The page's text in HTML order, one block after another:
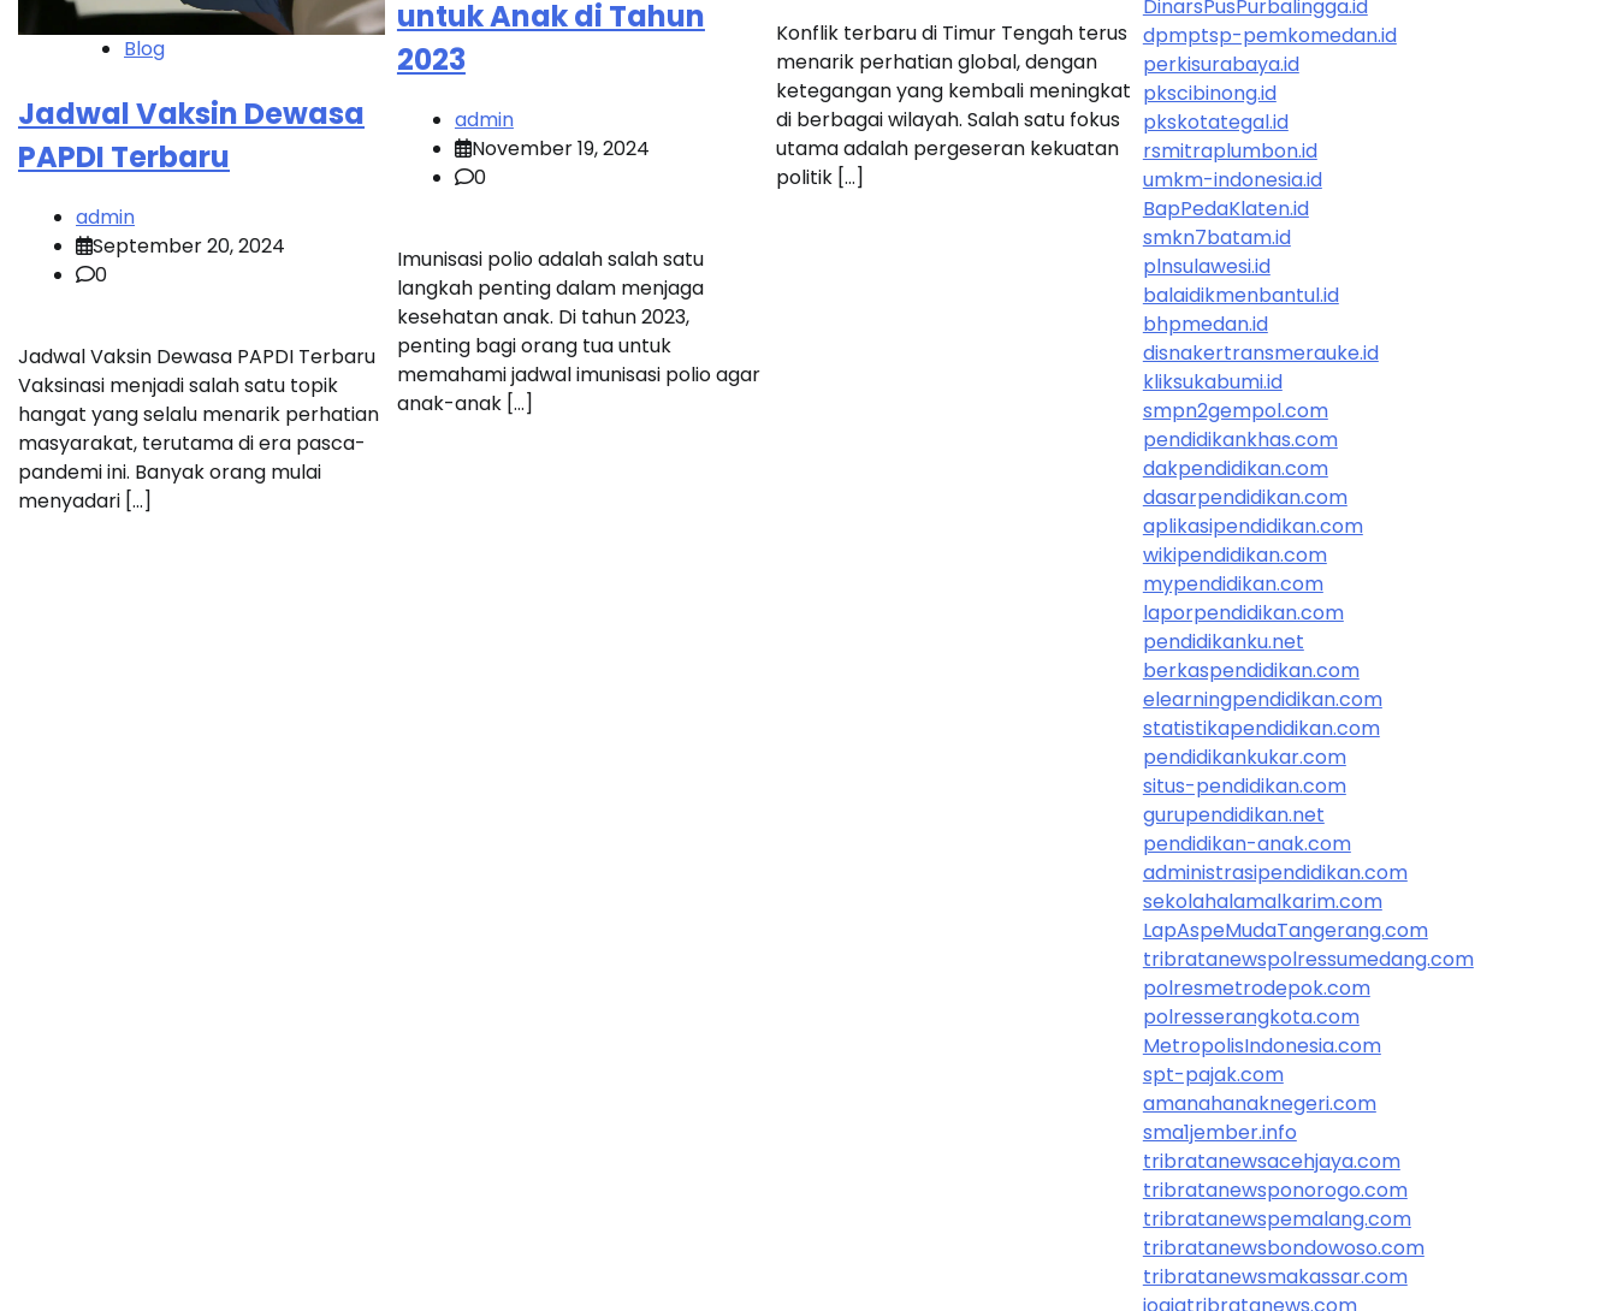
Blog
Jadwal Vaksin Dewasa
PAPDI Terbaru
admin
September 20, 2024
0
Jadwal Vaksin Dewasa PAPDI Terbaru
Vaksinasi menjadi salah satu topik
hangat yang selalu menarik perhatian
masyarakat, terutama di era pasca-
pandemi ini. Banyak orang mulai
menyadari […]
untuk Anak di Tahun
2023
admin
November 19, 2024
0
Imunisasi polio adalah salah satu
langkah penting dalam menjaga
kesehatan anak. Di tahun 2023,
penting bagi orang tua untuk
memahami jadwal imunisasi polio agar
anak-anak […]
Konflik terbaru di Timur Tengah terus
menarik perhatian global, dengan
ketegangan yang kembali meningkat
di berbagai wilayah. Salah satu fokus
utama adalah pergeseran kekuatan
politik […]
DinarsPusPurbalingga.id
dpmptsp-pemkomedan.id
perkisurabaya.id
pkscibinong.id
pkskotategal.id
rsmitraplumbon.id
umkm-indonesia.id
BapPedaKlaten.id
smkn7batam.id
plnsulawesi.id
balaidikmenbantul.id
bhpmedan.id
disnakertransmerauke.id
kliksukabumi.id
smpn2gempol.com
pendidikankhas.com
dakpendidikan.com
dasarpendidikan.com
aplikasipendidikan.com
wikipendidikan.com
mypendidikan.com
laporpendidikan.com
pendidikanku.net
berkaspendidikan.com
elearningpendidikan.com
statistikapendidikan.com
pendidikankukar.com
situs-pendidikan.com
gurupendidikan.net
pendidikan-anak.com
administrasipendidikan.com
sekolahalamalkarim.com
LapAspeMudaTangerang.com
tribratanewspolressumedang.com
polresmetrodepok.com
polresserangkota.com
MetropolisIndonesia.com
spt-pajak.com
amanahanaknegeri.com
sma1jember.info
tribratanewsacehjaya.com
tribratanewsponorogo.com
tribratanewspemalang.com
tribratanewsbondowoso.com
tribratanewsmakassar.com